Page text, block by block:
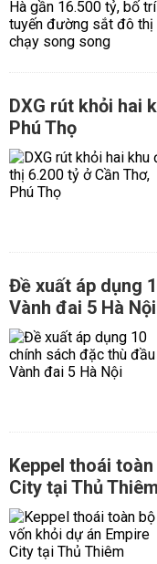
DXG rút khỏi hai
Phú Thọ
Đề xuất áp dụng
Vành đai 5 Hà Nội
Keppel thoái
City tại Thủ Thiêm